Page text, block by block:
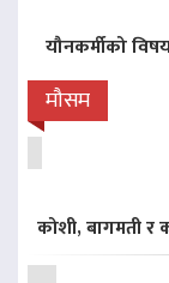
यौनकर्मीको
मौसम
कोशी, बागमती र